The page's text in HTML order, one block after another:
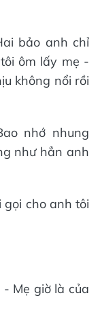
bảo anh chỉ
ôm lấy mẹ -
không nổi rồi
nhớ nhung
như hẳn anh
gọi cho anh tôi
Mẹ giờ là của